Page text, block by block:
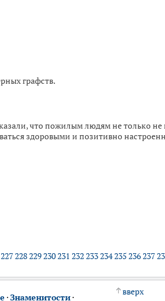
графств.
что пожилым людям не только
здоровыми и позитивно
227228229230231 232233234235236237
·Знаменитости·
вверх